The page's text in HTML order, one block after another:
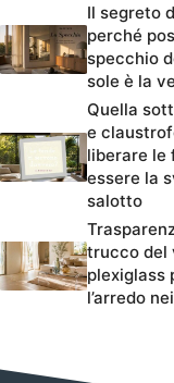
Il segreto
perché
specchio
sole è la
Quella
e
liberare le
essere la
salotto
trucco del
plexiglass
l’arredo